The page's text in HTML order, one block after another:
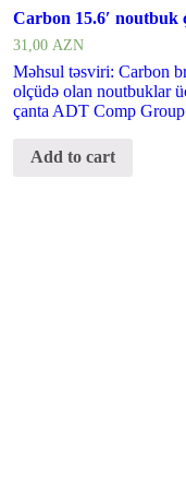
Carbon 15.6′ noutbuk
31,00 AZN
Məhsul təsviri: Carbon
olçüdə olan noutbuklar
çanta ADT Comp
Add to cart